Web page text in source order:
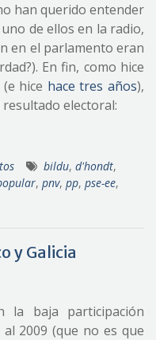
han querido entender
de ellos en la radio,
en el parlamento eran
En fin, como hice
(e hice hace tres años),
electoral:
bildu, d'hondt,
, pnv, pp, pse-ee,
y Galicia
la baja participación
2009 (que no es que